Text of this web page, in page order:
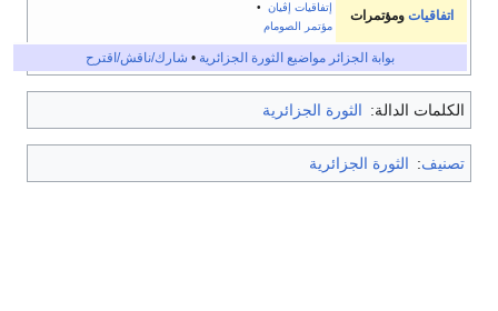
اتفاقيات ومؤتمرات
إتفاقيات إڤيان •
مؤتمر الصومام
بوابة الجزائر مواضيع الثورة الجزائرية • شارك/ناقش/اقترح
الكلمات الدالة: الثورة الجزائرية
تصنيف: الثورة الجزائرية